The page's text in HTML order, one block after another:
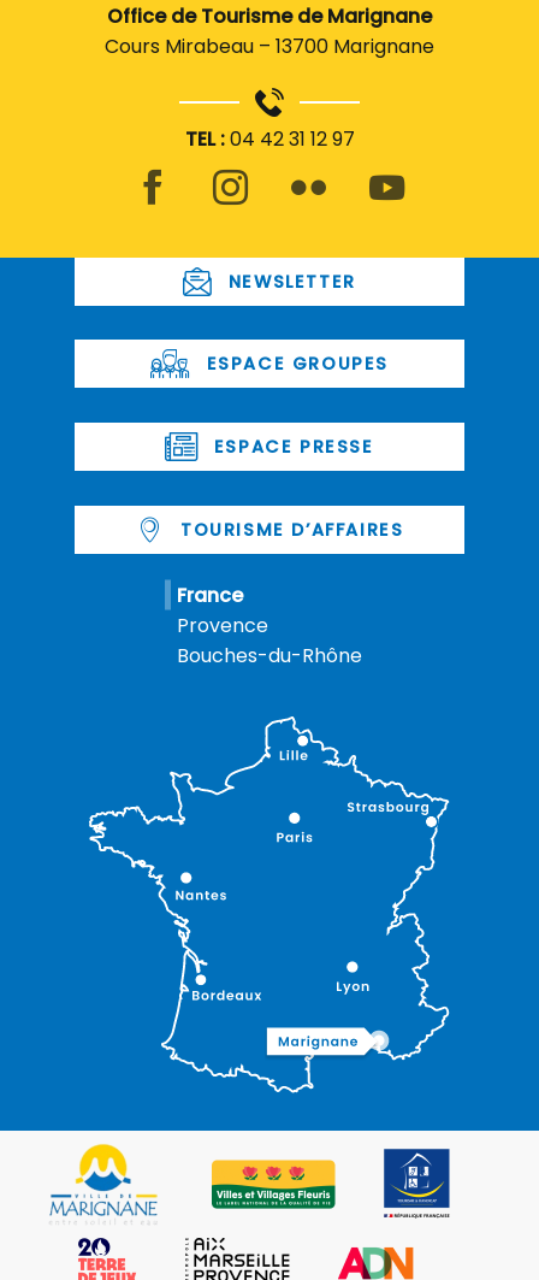
Office de Tourisme de Marignane
Cours Mirabeau – 13700 Marignane
TEL :04 42 31 12 97
NEWSLETTER
ESPACE GROUPES
ESPACE PRESSE
TOURISME D’AFFAIRES
France
Provence
Bouches-du-Rhône